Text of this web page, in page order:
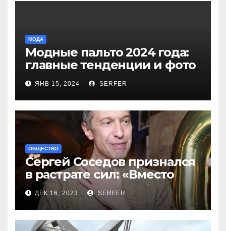
МОДА
Модные пальто 2024 года:
главные тенденции и фото
новинок
ЯНВ 15, 2024 SERFER
ОБЩЕСТВО
Сергей Соседов признался
в растрате сил: «Вместо
меня взяли Пригожина»
ДЕК 16, 2023 SERFER